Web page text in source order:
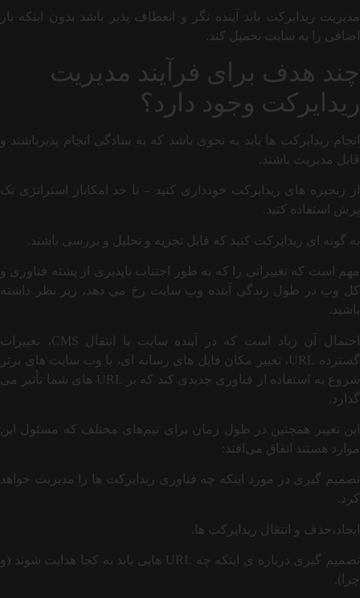
مدیریت ریدایرکت باید آینده نگر و انعطاف پذیر باشد بدون اینکه بار
اضافی را به سایت تحمیل کند.
چند هدف برای فرآیند مدیریت
ریدایرکت وجود دارد؟
انجام ریدایرکت ها باید به نحوی باشد که به سادگی انجام پذیرباشند و
قابل مدیریت باشند.
از زنجیره های ریدایرکت خودداری کنید – تا حد امکاناز استراتژی تک
پرش استفاده کنید.
به گونه ای ریدایرکت کنید که قابل تجزیه و تحلیل و بررسی باشند.
مهم است که تغییراتی را که به طور اجتناب ناپذیری از پشته فناوری و
کل وب در طول زندگی آینده وب سایت رخ می دهد، زیر نظر داشته
باشید.
احتمال آن زیاد است که در آینده سایت با انتقال CMS، تغییرات
گسترده URL، تغییر مکان فایل های رسانه ای، یا وب سایت های برتر
شروع به استفاده از فناوری جدیدی کند که بر URL های شما تأثیر می
گذارد.
این تغییر همچنین در طول زمان برای تیم‌های مختلف که مسئول این
موارد هستند اتفاق می‌افتد:
تصمیم گیری در مورد اینکه چه فناوری ریدایرکت ها را مدیریت خواهد
کرد.
ایجاد،حذف و انتقال ریدایرکت ها.
تصمیم گیری درباره ی اینکه چه URL هایی باید به کجا هدایت شوند (و
چرا).